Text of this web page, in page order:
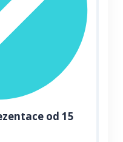
od 15